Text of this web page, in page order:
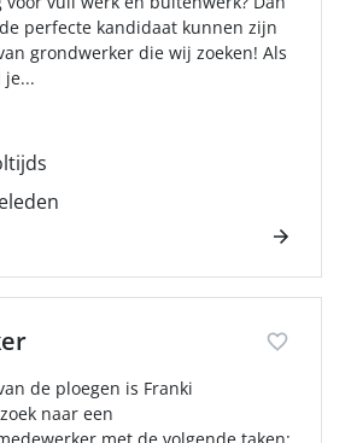
perfecte kandidaat kunnen zijn
grondwerker die wij zoeken! Als
je...
de ploegen is Franki
naar een